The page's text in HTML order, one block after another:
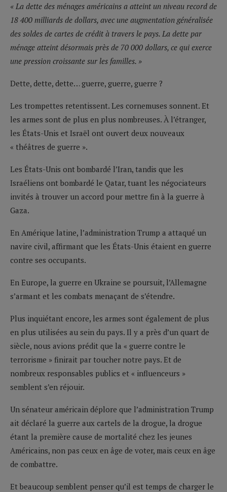
« La dette des ménages américains a atteint un niveau record de
18 400 milliards de dollars, avec une augmentation généralisée
des soldes de cartes de crédit à travers le pays. La dette par
ménage atteint désormais près de 70 000 dollars, ce qui exerce
une pression croissante sur les familles. »
Dette, dette, dette… guerre, guerre, guerre ?
Les trompettes retentissent. Les cornemuses sonnent. Et
les armes sont de plus en plus nombreuses. À l’étranger,
les États-Unis et Israël ont ouvert deux nouveaux
« théâtres de guerre ».
Les États-Unis ont bombardé l’Iran, tandis que les
Israéliens ont bombardé le Qatar, tuant les négociateurs
invités à trouver un accord pour mettre fin à la guerre à
Gaza.
En Amérique latine, l’administration Trump a attaqué un
navire civil, affirmant que les États-Unis étaient en guerre
contre ses occupants.
En Europe, la guerre en Ukraine se poursuit, l’Allemagne
s’armant et les combats menaçant de s’étendre.
Plus inquiétant encore, les armes sont également de plus
en plus utilisées au sein du pays. Il y a près d’un quart de
siècle, nous avions prédit que la « guerre contre le
terrorisme » finirait par toucher notre pays. Et de
nombreux responsables publics et « influenceurs »
semblent s’en réjouir.
Un sénateur américain déplore que l’administration Trump
ait déclaré la guerre aux cartels de la drogue, la drogue
étant la première cause de mortalité chez les jeunes
Américains, non pas ceux en âge de voter, mais ceux en âge
de combattre.
Et beaucoup semblent penser qu’il est temps de charger le